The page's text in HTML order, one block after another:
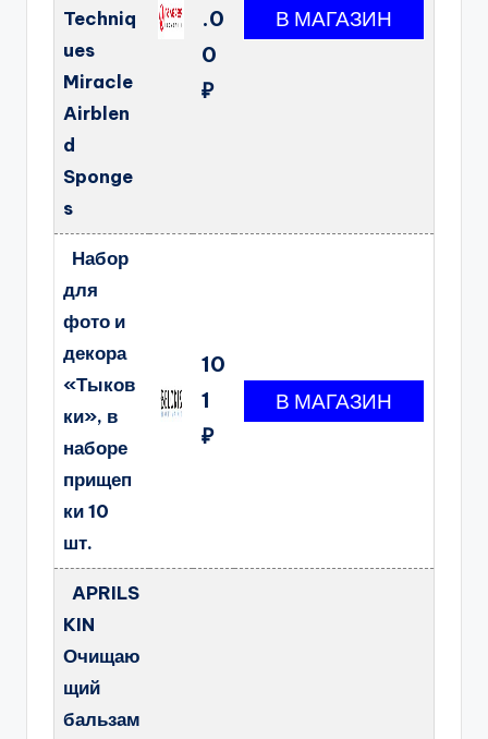
Techniq
ues
Miracle
Airblen
d
Sponge
s
.0
0
₽
Набор
для
фото и
декора
«Тыков
ки», в
наборе
прищеп
ки 10
шт.
10
1
₽
APRILS
KIN
Очищаю
щий
бальзам